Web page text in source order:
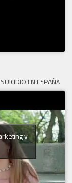
EN ESPAÑA
y